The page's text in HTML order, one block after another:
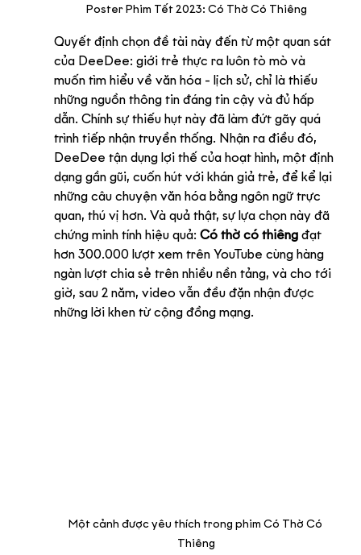
Poster Phim Tết 2023: Có Thờ Có Thiêng
Quyết định chọn đề tài này đến từ một quan sát
của DeeDee: giới trẻ thực ra luôn tò mò và
muốn tìm hiểu về văn hóa - lịch sử, chỉ là thiếu
những nguồn thông tin đáng tin cậy và đủ hấp
dẫn. Chính sự thiếu hụt này đã làm đứt gãy quá
trình tiếp nhận truyền thống. Nhận ra điều đó,
DeeDee tận dụng lợi thế của hoạt hình, một định
dạng gần gũi, cuốn hút với khán giả trẻ, để kể lại
những câu chuyện văn hóa bằng ngôn ngữ trực
quan, thú vị hơn. Và quả thật, sự lựa chọn này đã
chứng minh tính hiệu quả: Có thờ có thiêng đạt
hơn 300.000 lượt xem trên YouTube cùng hàng
ngàn lượt chia sẻ trên nhiều nền tảng, và cho tới
giờ, sau 2 năm, video vẫn đều đặn nhận được
những lời khen từ cộng đồng mạng.
Một cảnh được yêu thích trong phim Có Thờ Có
Thiêng